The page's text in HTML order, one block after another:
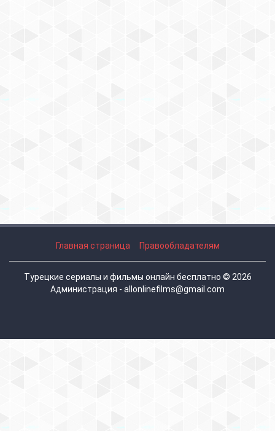
Главная страница Правообладателям
Турецкие сериалы и фильмы онлайн бесплатно © 2026
Администрация - allonlinefilms@gmail.com